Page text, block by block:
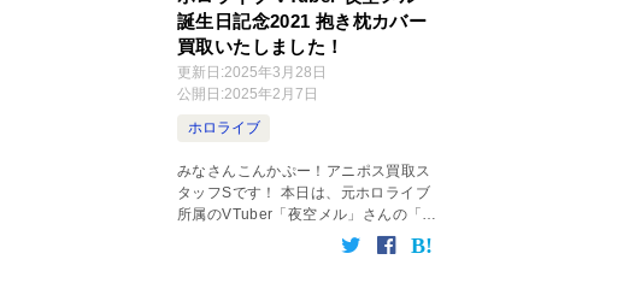
誕生日記念2021 抱き枕カバー
買取いたしました！
更新日:2025年3月28日
公開日:2025年2月7日
ホロライブ
みなさんこんかぷー！アニポス買取ス
タッフSです！ 本日は、元ホロライブ
所属のVTuber「夜空メル」さんの「誕
生日記念2021 抱き枕カバー」を買取
しましたので、こちらをご紹介しま